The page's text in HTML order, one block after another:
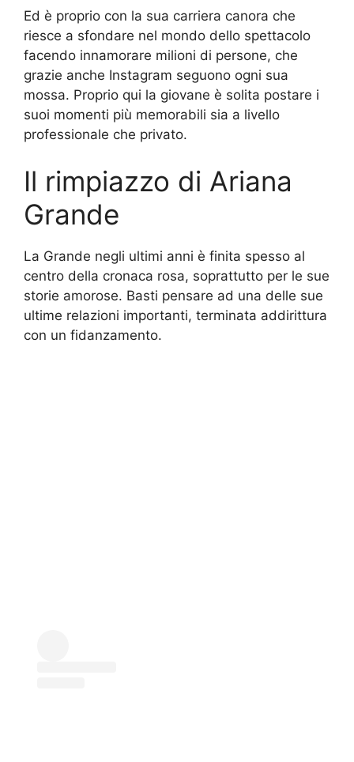
Ed è proprio con la sua carriera canora che
riesce a sfondare nel mondo dello spettacolo
facendo innamorare milioni di persone, che
grazie anche Instagram seguono ogni sua
mossa. Proprio qui la giovane è solita postare i
suoi momenti più memorabili sia a livello
professionale che privato.
Il rimpiazzo di Ariana
Grande
La Grande negli ultimi anni è finita spesso al
centro della cronaca rosa, soprattutto per le sue
storie amorose. Basti pensare ad una delle sue
ultime relazioni importanti, terminata addirittura
con un fidanzamento.